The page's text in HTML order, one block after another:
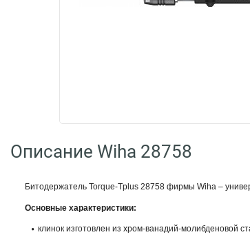
Описание Wiha 28758
Битодержатель Torque-Tplus 28758 фирмы Wiha –
Основные характеристики:
клинок изготовлен из хром-ванадий-молибденовой